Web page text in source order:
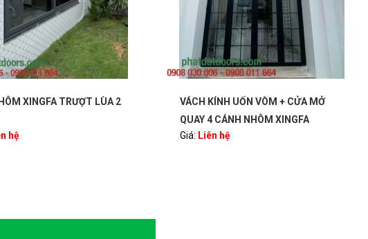
VÁCH KÍNH UỐN VÒM + CỬA MỞ
Giá:Liên hệ
VÁCH KÍNH UỐN VÒM & CỬA NHÔM
XINGFA 2 CÁNH
Giá:Liên hệ